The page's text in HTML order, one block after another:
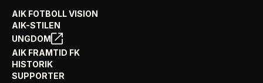
AIK FOTBOLL VISION
AIK-STILEN
UNGDOM
AIK FRAMTID FK
HISTORIK
SUPPORTER